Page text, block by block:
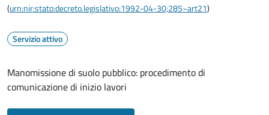
(urn:nir:stato:decreto.legislativo:1992-04-30;285~art21)
Servizio attivo
Manomissione di suolo pubblico: procedimento di
comunicazione di inizio lavori